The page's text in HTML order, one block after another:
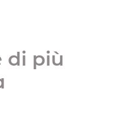
di più